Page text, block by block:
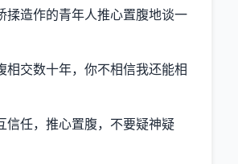
揉造作的青年人推心置腹地谈一
相交数十年，你不相信我还能相
信任，推心置腹，不要疑神疑